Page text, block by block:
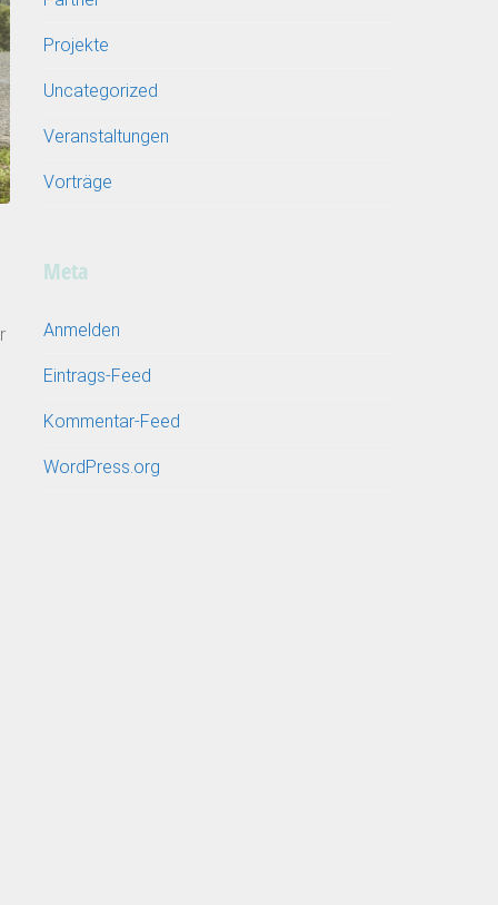
Projekte
Uncategorized
Veranstaltungen
Vorträge
Meta
Anmelden
Eintrags-Feed
Kommentar-Feed
WordPress.org